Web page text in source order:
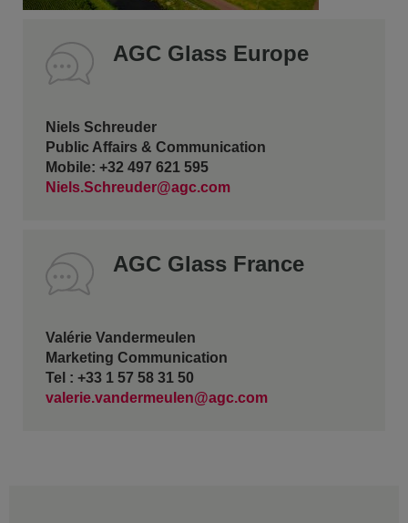
AGC Glass Europe
Niels Schreuder
Public Affairs & Communication
Mobile: +32 497 621 595
Niels.Schreuder@agc.com
AGC Glass France
Valérie Vandermeulen
Marketing Communication
Tel : +33 1 57 58 31 50
valerie.vandermeulen@agc.com